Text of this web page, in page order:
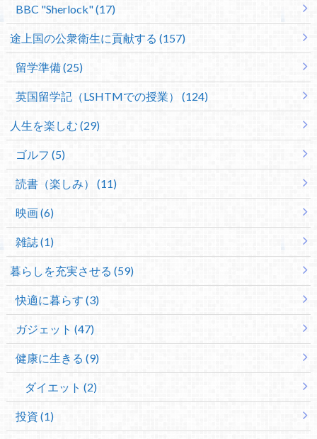
BBC "Sherlock" (17)
途上国の公衆衛生に貢献する (157)
留学準備 (25)
英国留学記（LSHTMでの授業） (124)
人生を楽しむ (29)
ゴルフ (5)
読書（楽しみ） (11)
映画 (6)
雑誌 (1)
暮らしを充実させる (59)
快適に暮らす (3)
ガジェット (47)
健康に生きる (9)
ダイエット (2)
投資 (1)